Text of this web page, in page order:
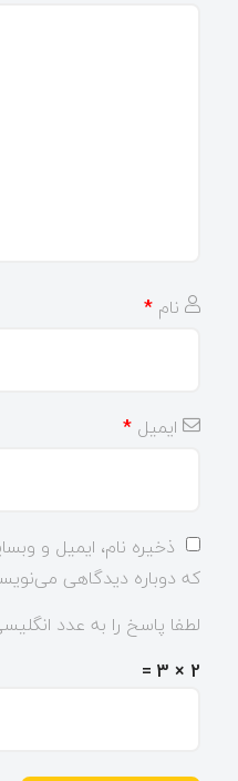
نام *
ایمیل *
ذخیره نام، ایمیل و
که دوباره دیدگاهی
لطفا پاسخ را به عدد
2 × 3 =